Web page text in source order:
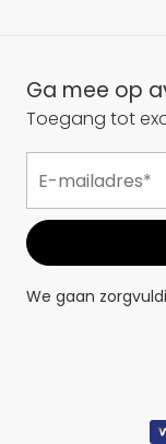
Ga mee op
Toegang tot
We gaan